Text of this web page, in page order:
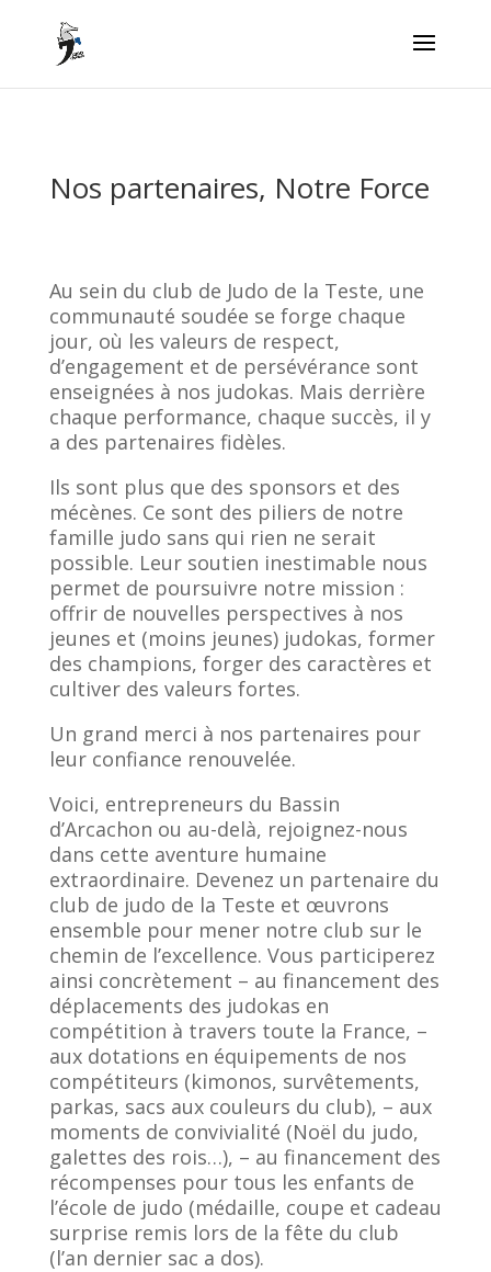
Nos partenaires, Notre Force
Au sein du club de Judo de la Teste, une
communauté soudée se forge chaque
jour, où les valeurs de respect,
d’engagement et de persévérance sont
enseignées à nos judokas. Mais derrière
chaque performance, chaque succès, il y
a des partenaires fidèles.
Ils sont plus que des sponsors et des
mécènes. Ce sont des piliers de notre
famille judo sans qui rien ne serait
possible. Leur soutien inestimable nous
permet de poursuivre notre mission :
offrir de nouvelles perspectives à nos
jeunes et (moins jeunes) judokas, former
des champions, forger des caractères et
cultiver des valeurs fortes.
Un grand merci à nos partenaires pour
leur confiance renouvelée.
Voici, entrepreneurs du Bassin
d’Arcachon ou au-delà, rejoignez-nous
dans cette aventure humaine
extraordinaire. Devenez un partenaire du
club de judo de la Teste et œuvrons
ensemble pour mener notre club sur le
chemin de l’excellence. Vous participerez
ainsi concrètement – au financement des
déplacements des judokas en
compétition à travers toute la France, –
aux dotations en équipements de nos
compétiteurs (kimonos, survêtements,
parkas, sacs aux couleurs du club), – aux
moments de convivialité (Noël du judo,
galettes des rois…), – au financement des
récompenses pour tous les enfants de
l’école de judo (médaille, coupe et cadeau
surprise remis lors de la fête du club
(l’an dernier sac a dos).